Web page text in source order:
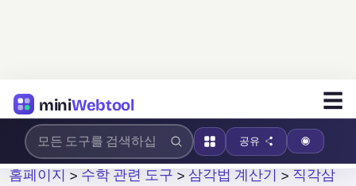
miniWebtool ☰
공유
홈페이지 > 수학 관련 도구 > 삼각법 계산기 > 직각삼